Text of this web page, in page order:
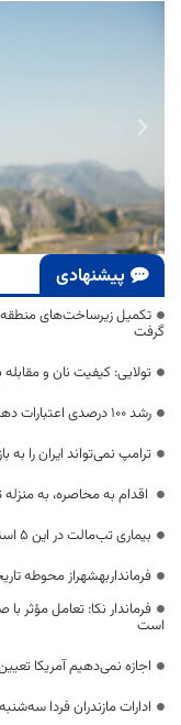
پیشنهادی
تکمیل زیرساخت‌های منطقه
گرفت
تولایی: کیفیت نان و
رشد ۱۰۰ درصدی اعتبارات دهیاری‌های مازندران
ترامپ نمی‌تواند ایران را به
اقدام به محاصره، به
بیماری تب‌مالت در این ۵ استان پیشتاز است
فرمانداربهشهراز محوطه
فرماندار نکا: تعامل مؤثر
است
اجازه نمی‌دهیم آمریکا
ادارات مازندران فردا